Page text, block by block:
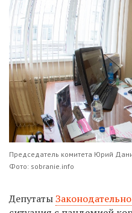
Председатель комитета Юрий
Фото: sobranie.info
Депутаты